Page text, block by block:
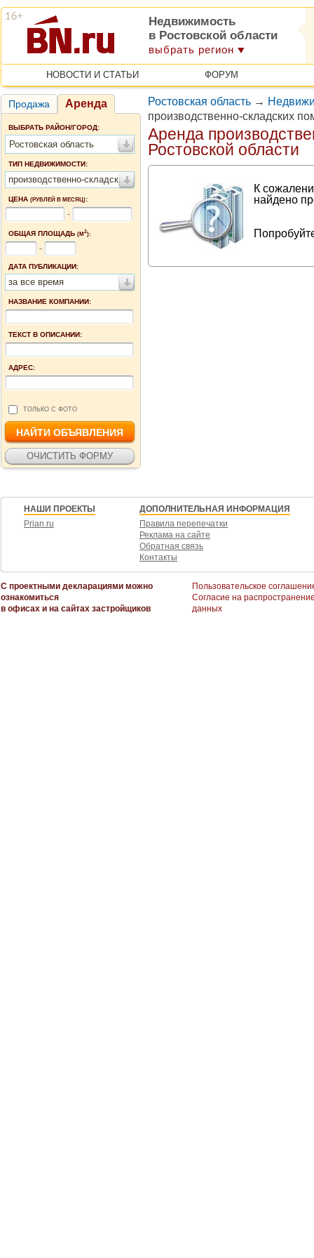
Недвижимость
в Ростовской области
выбрать регион
НОВОСТИ И СТАТЬИ ФОРУМ
Продажа Аренда
ВЫБРАТЬ РАЙОН/ГОРОД:
Ростовская область
ТИП НЕДВИЖИМОСТИ:
производственно-складские помещения
ЦЕНА (РУБЛЕЙ В МЕСЯЦ):
-
ОБЩАЯ ПЛОЩАДЬ (М2):
-
ДАТА ПУБЛИКАЦИИ:
за все время
НАЗВАНИЕ КОМПАНИИ:
ТЕКСТ В ОПИСАНИИ:
АДРЕС:
ТОЛЬКО С ФОТО
Ростовская область →
производственно-складских
Аренда
Ростовской области
К
найдено
НАШИ ПРОЕКТЫ
Prian.ru
ДОПОЛНИТЕЛЬНАЯ ИНФОРМАЦИЯ
Правила перепечатки
Реклама на сайте
Обратная связь
Контакты
С проектными декларациями можно
ознакомиться
в офисах и на сайтах застройщиков
Пользовательское
Согласие на
данных